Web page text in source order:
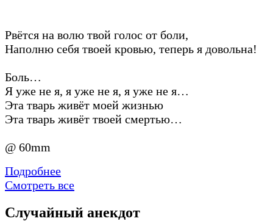
Рвётся на волю твой голос от боли,
Наполню себя твоей кровью, теперь я довольна!
Боль…
Я уже не я, я уже не я, я уже не я…
Эта тварь живёт моей жизнью
Эта тварь живёт твоей смертью…
@ 60mm
Подробнее
Смотреть все
Случайный анекдот